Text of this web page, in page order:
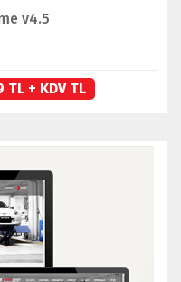
v4.5
TL + KDV TL